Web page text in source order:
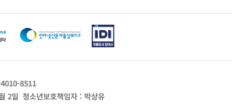
8511
2일 청소년보호책임자 : 박상유